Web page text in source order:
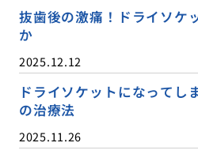
抜歯後の激痛！ドライソケ
か
2025.12.12
ドライソケットになってし
の治療法
2025.11.26